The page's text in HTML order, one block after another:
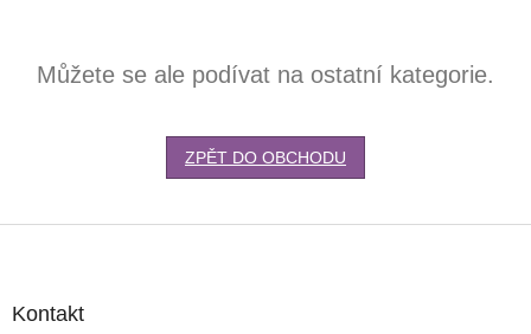
Můžete se ale podívat na ostatní kategorie.
ZPĚT DO OBCHODU
Kontakt